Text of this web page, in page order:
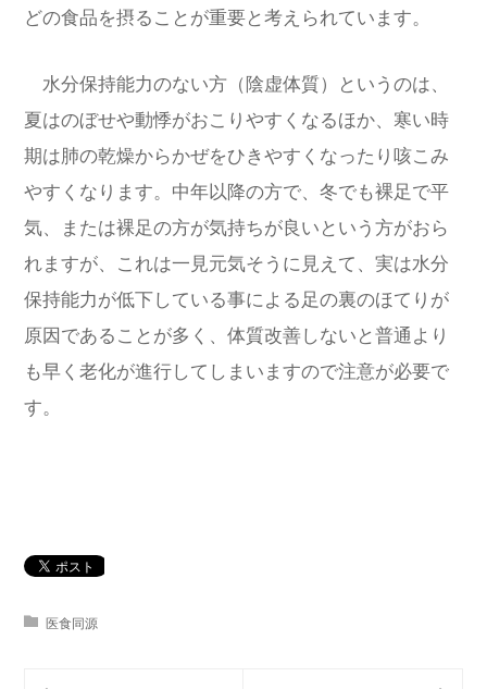
どの食品を摂ることが重要と考えられています。
水分保持能力のない方（陰虚体質）というのは、
夏はのぼせや動悸がおこりやすくなるほか、寒い時
期は肺の乾燥からかぜをひきやすくなったり咳こみ
やすくなります。中年以降の方で、冬でも裸足で平
気、または裸足の方が気持ちが良いという方がおら
れますが、これは一見元気そうに見えて、実は水分
保持能力が低下している事による足の裏のほてりが
原因であることが多く、体質改善しないと普通より
も早く老化が進行してしまいますので注意が必要で
す。
医食同源